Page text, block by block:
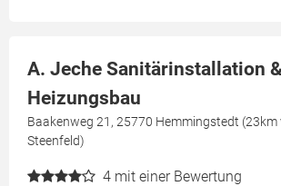
A. Jeche Sanitärinstallation
Heizungsbau
Baakenweg 21, 25770 Hemmingstedt (23km
Steenfeld)
4 mit einer Bewertung